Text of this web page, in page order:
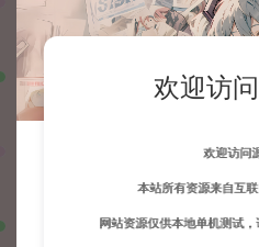
欢迎访
欢迎访问
本站所有资源来自互
网站资源仅供本地单机测试